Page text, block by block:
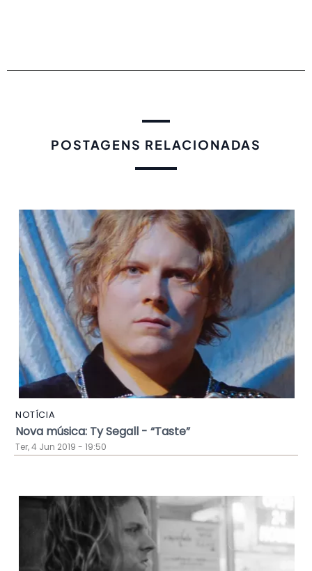
POSTAGENS RELACIONADAS
NOTÍCIA
Nova música: Ty Segall - “Taste”
Ter, 4 Jun 2019 - 19:50